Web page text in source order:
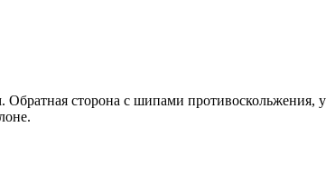
сторона с шипами противоскольжения,